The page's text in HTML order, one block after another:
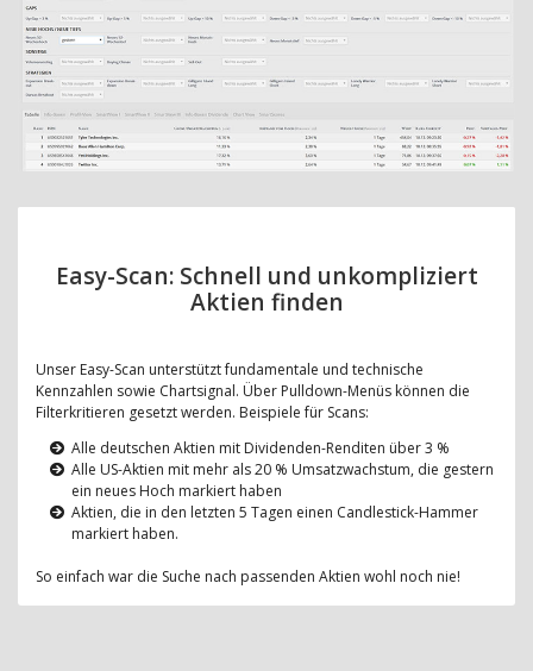
Easy-Scan: Schnell und unkompliziert
Aktien finden
Unser Easy-Scan unterstützt fundamentale und technische
Kennzahlen sowie Chartsignal. Über Pulldown-Menüs können die
Filterkritieren gesetzt werden. Beispiele für Scans:
Alle deutschen Aktien mit Dividenden-Renditen über 3 %
Alle US-Aktien mit mehr als 20 % Umsatzwachstum, die gestern
ein neues Hoch markiert haben
Aktien, die in den letzten 5 Tagen einen Candlestick-Hammer
markiert haben.
So einfach war die Suche nach passenden Aktien wohl noch nie!